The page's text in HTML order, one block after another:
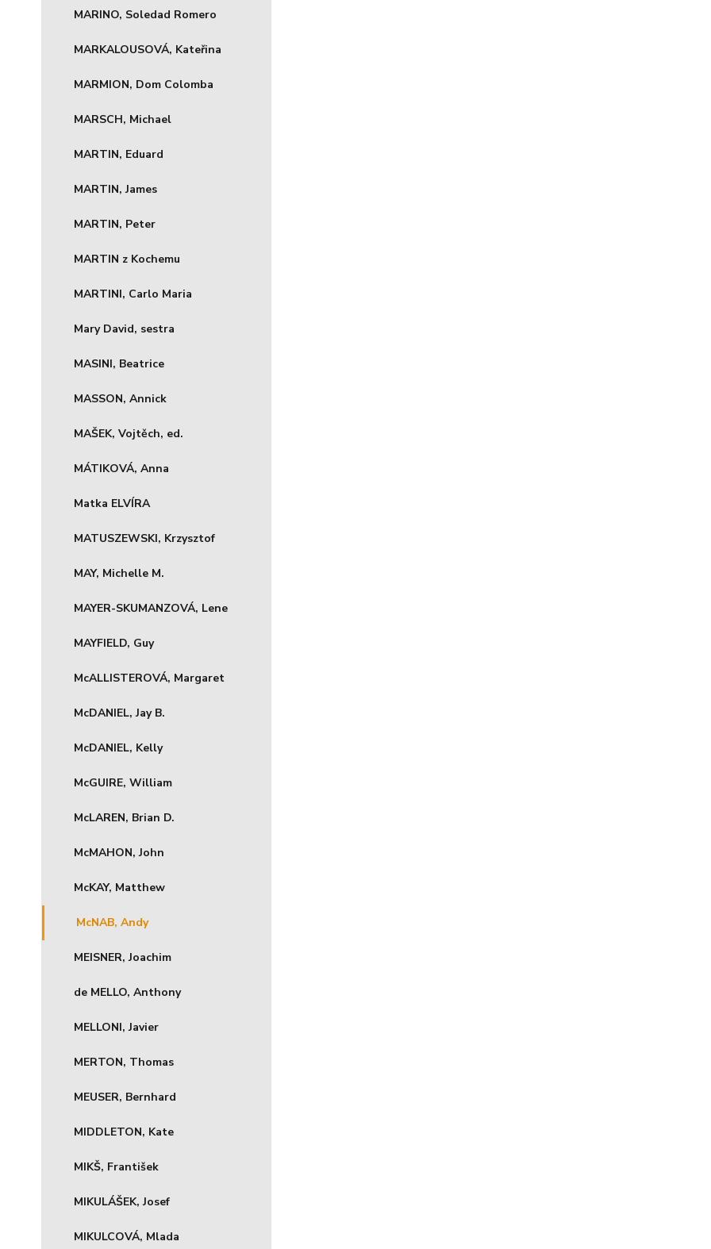
MARINO, Soledad Romero
MARKALOUSOVÁ, Kateřina
MARMION, Dom Colomba
MARSCH, Michael
MARTIN, Eduard
MARTIN, James
MARTIN, Peter
MARTIN z Kochemu
MARTINI, Carlo Maria
Mary David, sestra
MASINI, Beatrice
MASSON, Annick
MAŠEK, Vojtěch, ed.
MÁTIKOVÁ, Anna
Matka ELVÍRA
MATUSZEWSKI, Krzysztof
MAY, Michelle M.
MAYER-SKUMANZOVÁ, Lene
MAYFIELD, Guy
McALLISTEROVÁ, Margaret
McDANIEL, Jay B.
McDANIEL, Kelly
McGUIRE, William
McLAREN, Brian D.
McMAHON, John
McKAY, Matthew
McNAB, Andy
MEISNER, Joachim
de MELLO, Anthony
MELLONI, Javier
MERTON, Thomas
MEUSER, Bernhard
MIDDLETON, Kate
MIKŠ, František
MIKULÁŠEK, Josef
MIKULCOVÁ, Mlada